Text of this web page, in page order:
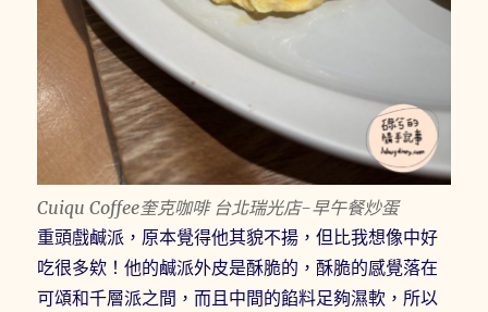
Cuiqu Coffee奎克咖啡 台北瑞光店-早午餐炒蛋
重頭戲鹹派，原本覺得他其貌不揚，但比我想像中好
吃很多欸！他的鹹派外皮是酥脆的，酥脆的感覺落在
可頌和千層派之間，而且中間的餡料足夠濕軟，所以